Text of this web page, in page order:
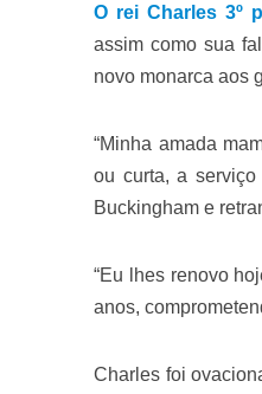
O rei Charles 3º
assim como sua
novo monarca aos
“Minha amada
ou curta, a
Buckingham e
“Eu lhes renovo
anos,
Charles foi